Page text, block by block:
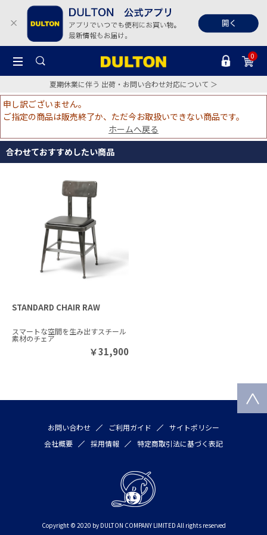
0
夏期休業に伴う 出荷・お問い合わせ対応について ＞
申し訳ございません。
ご指定の商品は販売終了か、ただ今お取扱いできない商品です。
ホームへ戻る
合わせておすすめしたい商品
STANDARD CHAIR RAW
スマートな空間を生み出すスチール
素材のチェア
￥31,900
お問い合わせ ご利用ガイド
サイトポリシー
会社概要
採用情報 特定商取引法に基づく表記
Copyright © 2020 by DULTON COMPANY LIMITED All rights reserved